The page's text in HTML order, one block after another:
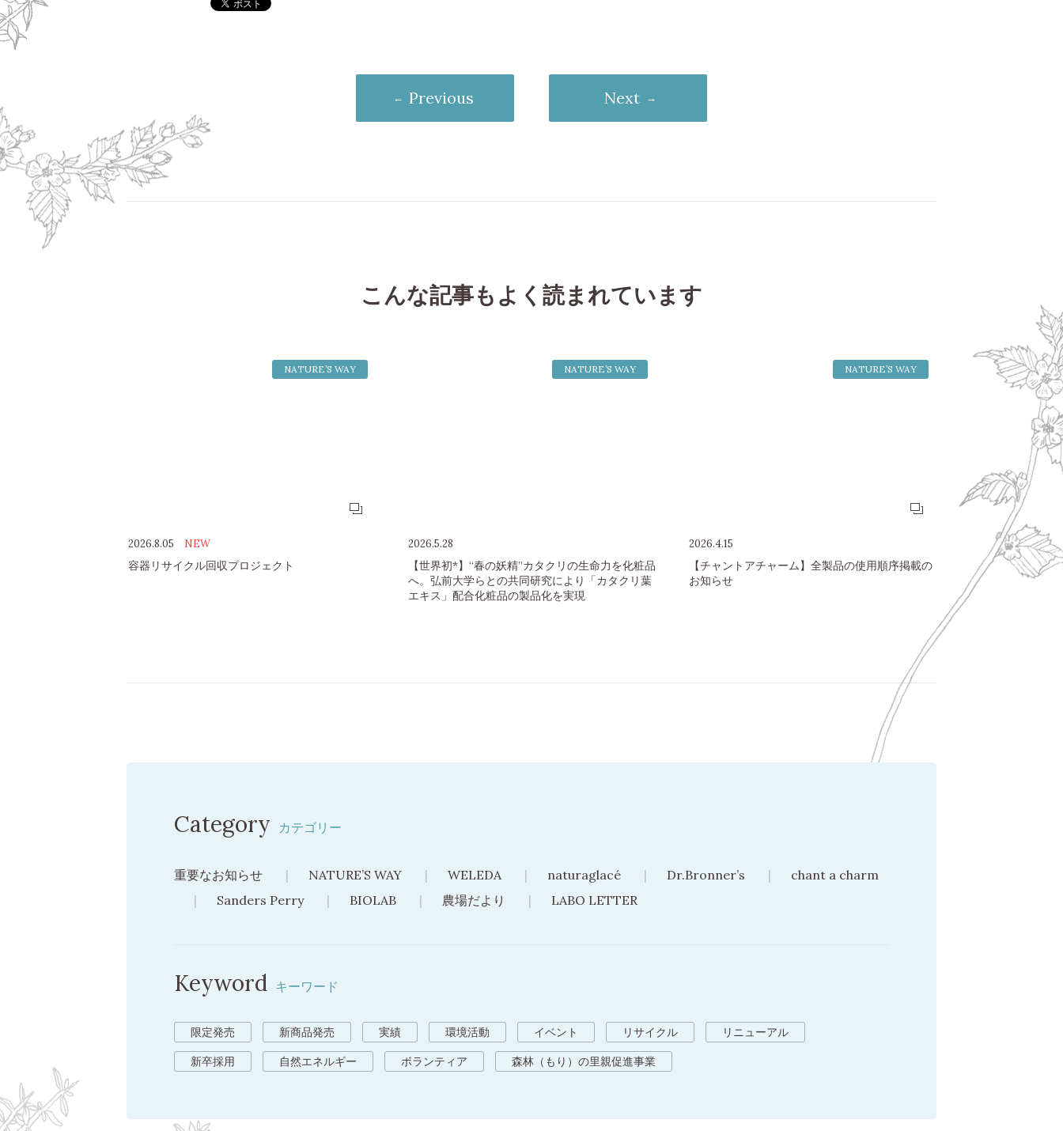
Previous Next
こんな記事もよく読まれています
NATURE’S WAY
2026.8.05 NEW
容器リサイクル回収プロジェクト
NATURE’S WAY
2026.5.28
【世界初*】“春の妖精”カタクリの生命力を化粧品
へ。弘前大学らとの共同研究により「カタクリ葉
エキス」配合化粧品の製品化を実現
NATURE’S WAY
2026.4.15
【チャントアチャーム】全製品の使用順序掲載の
お知らせ
Category カテゴリー
重要なお知らせ NATURE’S WAY WELEDA naturaglacé Dr.Bronner’s
chant a charm
Sanders Perry
BIOLAB 農場だより LABO LETTER
Keyword キーワード
限定発売 新商品発売 実績 環境活動 イベント リサイクル リニューアル
新卒採用 自然エネルギー ボランティア 森林（もり）の里親促進事業